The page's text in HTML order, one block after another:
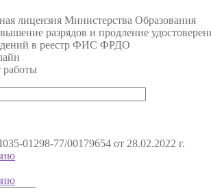
лицензия Министерства Образования
разрядов и продление
в реестр ФИС ФРДО
работы
01298-77/00179654 от 28.02.2022 г.